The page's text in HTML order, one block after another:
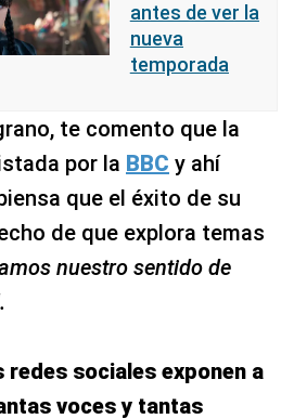
antes de ver la
nueva
temporada
te comento que la
por la BBC y ahí
que el éxito de su
de que explora temas
nuestro sentido de
redes sociales exponen a
voces y tantas